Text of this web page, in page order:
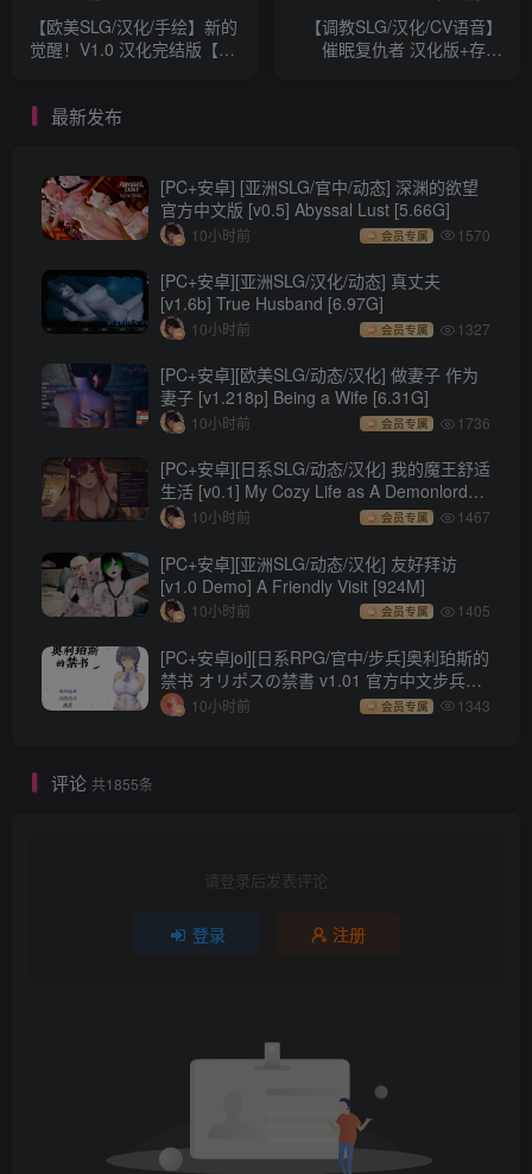
【欧美SLG/汉化/手绘】新的
觉醒！V1.0 汉化完结版【安
【调教SLG/汉化/CV语音】
催眠复仇者 汉化版+存档
最新发布
[PC+安卓] [亚洲SLG/官中/动态] 深渊的欲望
官方中文版 [v0.5] Abyssal Lust [5.66G]
10小时前 会员专属 1570
[PC+安卓][亚洲SLG/汉化/动态] 真丈夫
[v1.6b] True Husband [6.97G]
10小时前 会员专属 1327
[PC+安卓][欧美SLG/动态/汉化] 做妻子 作为
妻子 [v1.218p] Being a Wife [6.31G]
10小时前 会员专属 1736
[PC+安卓][日系SLG/动态/汉化] 我的魔王舒适
生活 [v0.1] My Cozy Life as A Demonlord
[418M]10小时前 会员专属 1467
[PC+安卓][亚洲SLG/动态/汉化] 友好拜访
[v1.0 Demo] A Friendly Visit [924M]
10小时前 会员专属 1405
[PC+安卓joi][日系RPG/官中/步兵]奥利珀斯的
禁书 オリポスの禁書 v1.01 官方中文步兵版
[1.34G]10小时前 会员专属 1343
评论 共1855条
请登录后发表评论
登录 注册